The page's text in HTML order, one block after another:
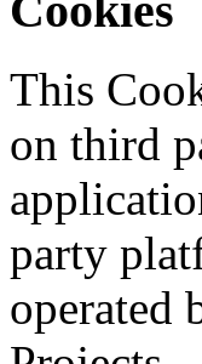
This
on third
party
operated